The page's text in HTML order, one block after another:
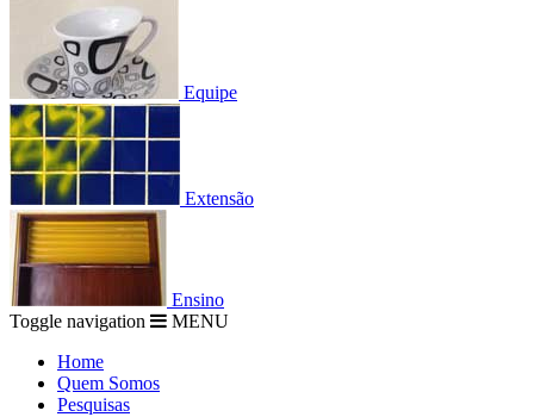
Equipe
Extensão
Ensino
Toggle navigation
MENU
Home
Quem Somos
Pesquisas